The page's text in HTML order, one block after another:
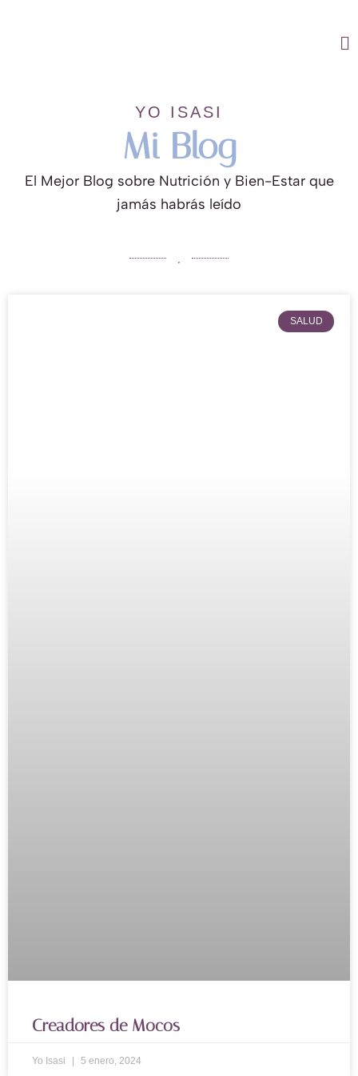
YO ISASI
Mi Blog
El Mejor Blog sobre Nutrición y Bien-Estar que
jamás habrás leído
SALUD
Creadores de Mocos
Yo Isasi 5 enero, 2024